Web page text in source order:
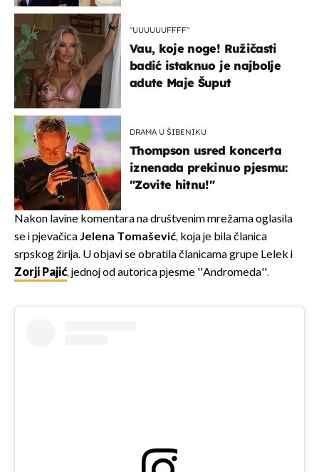
"UUUUUUFFFF"
Vau, koje noge! Ružičasti
badić istaknuo je najbolje
adute Maje Šuput
DRAMA U ŠIBENIKU
Thompson usred koncerta
iznenada prekinuo pjesmu:
"Zovite hitnu!"
Nakon lavine komentara na društvenim mrežama oglasila
se i pjevačicaJelena Tomašević, koja je bila članica
srpskog žirija. U objavi se obratila članicama grupe Lelek i
Zorji Pajić, jednoj od autorica pjesme ''Andromeda''.